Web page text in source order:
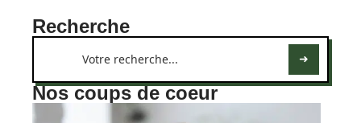
Recherche
Nos coups de coeur